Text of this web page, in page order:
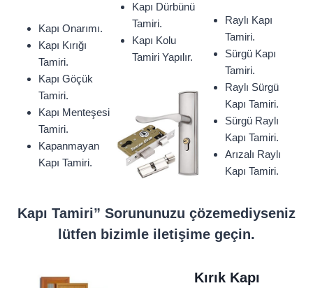
Kapı Onarımı.
Kapı Kırığı
Tamiri.
Kapı Göçük
Tamiri.
Kapı Menteşesi
Tamiri.
Kapanmayan
Kapı Tamiri.
Kapı Dürbünü
Tamiri.
Kapı Kolu
Tamiri Yapılır.
Raylı Kapı
Tamiri.
Sürgü Kapı
Tamiri.
Raylı Sürgü
Kapı Tamiri.
Sürgü Raylı
Kapı Tamiri.
Arızalı Raylı
Kapı Tamiri.
Kapı Tamiri” Sorununuzu çözemediyseniz
lütfen bizimle iletişime geçin.
Kırık Kapı